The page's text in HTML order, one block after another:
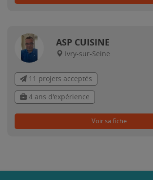
ASP CUISINE
Ivry-sur-Seine
11 projets acceptés
4 ans d'expérience
Voir sa fiche